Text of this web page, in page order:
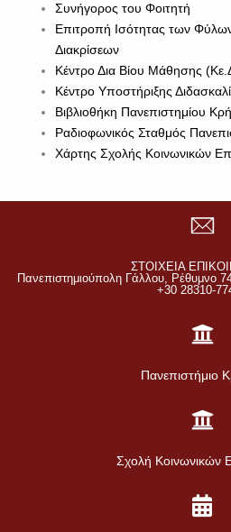
Συνήγορος του Φοιτητή
Επιτροπή Ισότητας των
Διακρίσεων
Κέντρο Δια Βίου Μάθησης
Κέντρο Υποστήριξης
Βιβλιοθήκη Πανεπιστημίου
Ραδιοφωνικός Σταθμός
Χάρτης Σχολής Κοινωνικών
ΣΤΟΙΧΕΙΑ
Πανεπιστημιούπολη Γάλλου, Ρέθυμνο
+30 28310-
Πανεπιστήμιο
Σχολή Κοινωνικών